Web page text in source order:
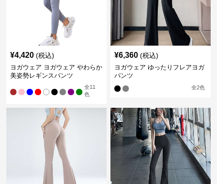
¥4,420 (税込)
ヨガウェア ヨガウェア やわらか
美姿勢レギンスパンツ
全11
色
¥6,360 (税込)
ヨガウェア ゆったりフレアヨガ
パンツ
全2色